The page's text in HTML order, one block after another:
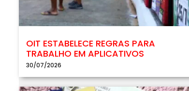
OIT ESTABELECE REGRAS PARA
TRABALHO EM APLICATIVOS
30/07/2026